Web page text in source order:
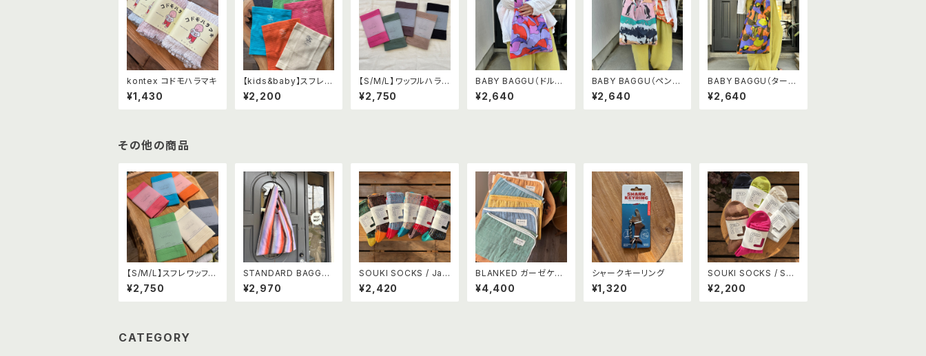
kontex コドモハラマキ
¥1,430
【kids&baby】スフレワ
ッフルハラマキ
¥2,200
【S/M/L】ワッフルハラマ
キ
¥2,750
BABY BAGGU（ドルフ
ィン）
¥2,640
BABY BAGGU（ペンギ
ン）
¥2,640
BABY BAGGU（タート
ル）
¥2,640
その他の商品
【S/M/L】スフレワッフル
ハラマキ
¥2,750
STANDARD BAGGU
（グラデーションストライ
プ オレンジ×パープル）
¥2,970
SOUKI SOCKS / Jaz
zy -ジャジー -
¥2,420
BLANKED ガーゼケッ
ト(ベビーサイズ 70×10
0)
¥4,400
シャークキーリング
¥1,320
SOUKI SOCKS / Soli
d - ソリッド -
¥2,200
CATEGORY